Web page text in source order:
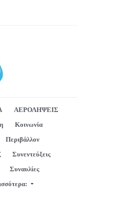
ΑΕΡΟΛΗΨΕΙΣ
Κοινωνία
Περιβάλλον
Συνεντεύξεις
Συναυλίες